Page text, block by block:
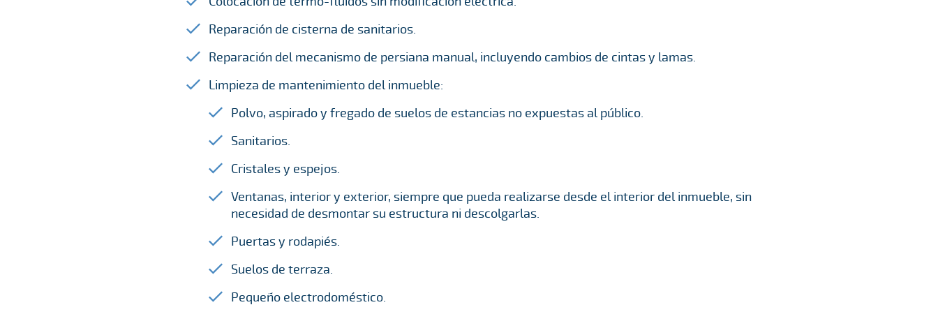
Reparación de cisterna de sanitarios.
Reparación del mecanismo de persiana manual, incluyendo cambios de cintas y lamas.
Limpieza de mantenimiento del inmueble:
Polvo, aspirado y fregado de suelos de estancias no expuestas al público.
Sanitarios.
Cristales y espejos.
Ventanas, interior y exterior, siempre que pueda realizarse desde el interior del inmueble, sin
necesidad de desmontar su estructura ni descolgarlas.
Puertas y rodapiés.
Suelos de terraza.
Pequeño electrodoméstico.